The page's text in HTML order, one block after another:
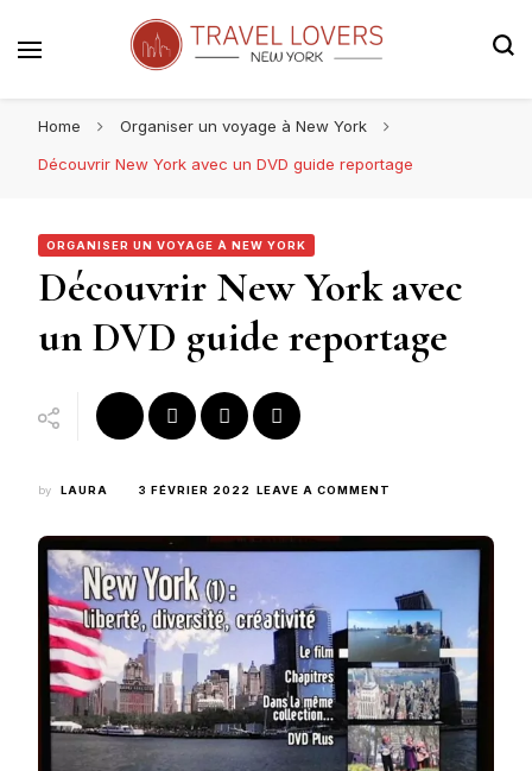
Home
Organiser un voyage à New York
Découvrir New York avec un DVD guide reportage
ORGANISER UN VOYAGE À NEW YORK
Découvrir New York avec
un DVD guide reportage
by LAURA 3 FÉVRIER 2022 LEAVE A COMMENT
YORK
UN
DVD
GUIDE
REPORTAGE